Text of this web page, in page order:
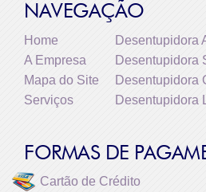
NAVEGAÇÃO
Home
A Empresa
Mapa do Site
Serviços
Desentupidora
Desentupidora
Desentupidora
Desentupidora
FORMAS DE
Cartão de Crédito